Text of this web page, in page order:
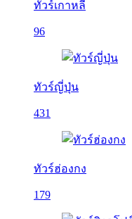
ทัวร์เกาหลี
96
ทัวร์ญี่ปุ่น
431
ทัวร์ฮ่องกง
179